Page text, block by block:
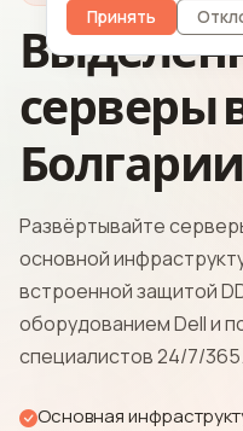
серверы
Развёртывайте
основной
встроенной защитой
оборудованием Dell и
специалистов 24/7/365.
Основная
Принять